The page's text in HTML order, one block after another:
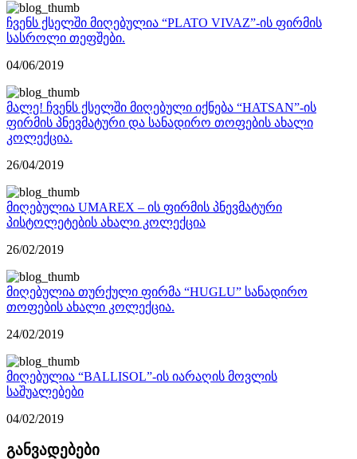
ჩვენს ქსელში მიღებულია “PLATO VIVAZ”-ის ფირმის
სასროლი თეფშები.
04/06/2019
მალე! ჩვენს ქსელში მიღებული იქნება “HATSAN”-ის
ფირმის პნევმატური და სანადირო თოფების ახალი
კოლექცია.
26/04/2019
მიღებულია UMAREX – ის ფირმის პნევმატური
პისტოლეტების ახალი კოლექცია
26/02/2019
მიღებულია თურქული ფირმა “HUGLU” სანადირო
თოფების ახალი კოლექცია.
24/02/2019
მიღებულია “BALLISOL”-ის იარაღის მოვლის
საშუალებები
04/02/2019
განვადებები